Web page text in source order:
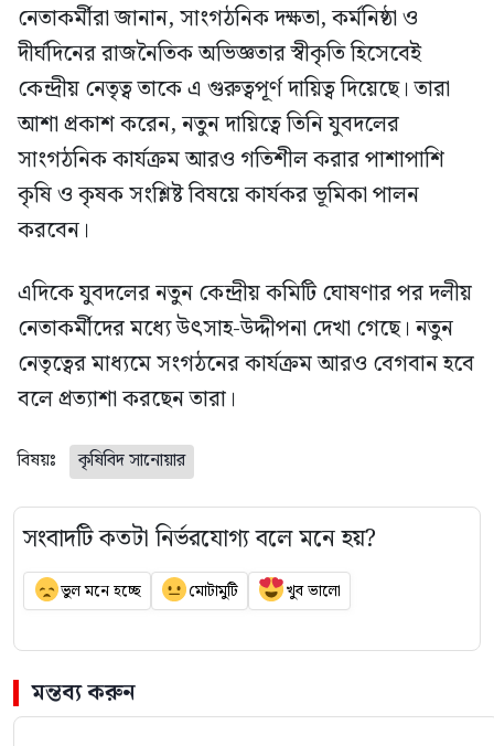
নেতাকর্মীরা জানান, সাংগঠনিক দক্ষতা, কর্মনিষ্ঠা ও
দীর্ঘদিনের রাজনৈতিক অভিজ্ঞতার স্বীকৃতি হিসেবেই
কেন্দ্রীয় নেতৃত্ব তাকে এ গুরুত্বপূর্ণ দায়িত্ব দিয়েছে। তারা
আশা প্রকাশ করেন, নতুন দায়িত্বে তিনি যুবদলের
সাংগঠনিক কার্যক্রম আরও গতিশীল করার পাশাপাশি
কৃষি ও কৃষক সংশ্লিষ্ট বিষয়ে কার্যকর ভূমিকা পালন
করবেন।
এদিকে যুবদলের নতুন কেন্দ্রীয় কমিটি ঘোষণার পর দলীয়
নেতাকর্মীদের মধ্যে উৎসাহ-উদ্দীপনা দেখা গেছে। নতুন
নেতৃত্বের মাধ্যমে সংগঠনের কার্যক্রম আরও বেগবান হবে
বলে প্রত্যাশা করছেন তারা।
বিষয়ঃ কৃষিবিদ সানোয়ার
সংবাদটি কতটা নির্ভরযোগ্য বলে মনে হয়?
ভুল মনে হচ্ছে মোটামুটি খুব ভালো
মন্তব্য করুন